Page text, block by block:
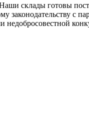
склады готовы
законодательству
недобросовестной